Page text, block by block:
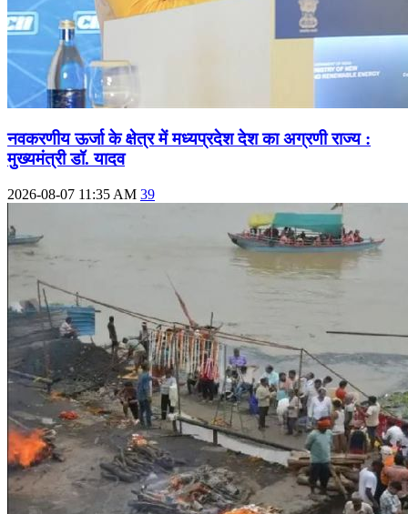
नवकरणीय ऊर्जा के क्षेत्र में मध्यप्रदेश देश का अग्रणी राज्य :
मुख्यमंत्री डॉ. यादव
2026-08-07 11:35 AM 39